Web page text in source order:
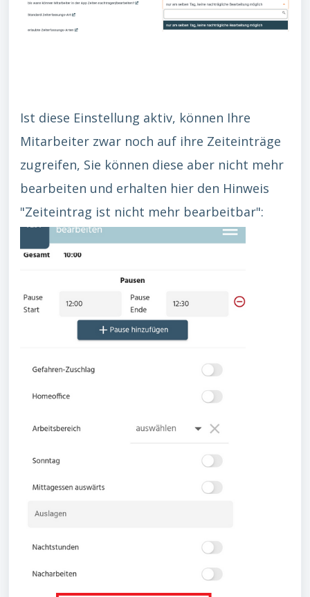
Ist diese Einstellung aktiv, können Ihre
Mitarbeiter zwar noch auf ihre Zeiteinträge
zugreifen, Sie können diese aber nicht mehr
bearbeiten und erhalten hier den Hinweis
"Zeiteintrag ist nicht mehr bearbeitbar":